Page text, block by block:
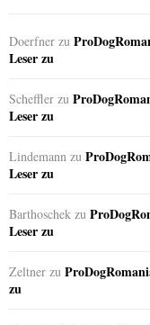
Doerfner zu
Leser zu
Scheffler zu
Leser zu
Lindemann zu
Leser zu
Barthoschek zu
Leser zu
Zeltner zu
zu